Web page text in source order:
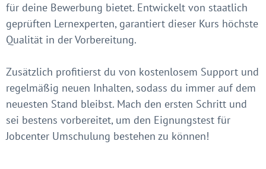
für deine Bewerbung bietet. Entwickelt von staatlich
geprüften Lernexperten, garantiert dieser Kurs höchste
Qualität in der Vorbereitung.
Zusätzlich profitierst du von kostenlosem Support und
regelmäßig neuen Inhalten, sodass du immer auf dem
neuesten Stand bleibst. Mach den ersten Schritt und
sei bestens vorbereitet, um den Eignungstest für
Jobcenter Umschulung bestehen zu können!